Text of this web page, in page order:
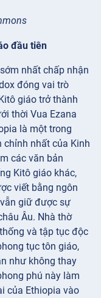
đầu tiên
nhất chấp nhận
đóng vai trò
giáo trở thành
thời Vua Ezana
là một trong
chỉnh nhất của Kinh
các văn bản
Kitô giáo khác,
viết bằng ngôn
vẫn giữ được sự
Âu. Nhà thờ
và tập tục độc
tục tôn giáo,
như không thay
phú này làm
của Ethiopia vào